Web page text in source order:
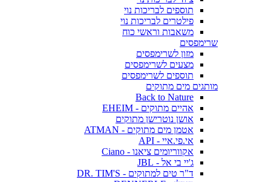
תוספים לבריכות נוי
פילטרים לבריכות נוי
משאבות וראשי כוח
שרימפסים
מזון לשרימפסים
מצעים לשרימפסים
תוספים לשרימפסים
מותגים מים מתוקים
Back to Nature
אהיים מתוקים - EHEIM
אושן נוטרישן מתוקים
אטמן מים מתוקים - ATMAN
אי.פי.איי - API
אקווריומים ציאנו - Ciano
ג'יי בי אל - JBL
ד"ר טים למתוקים - DR. TIM'S